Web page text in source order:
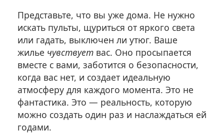
Представьте, что вы уже дома. Не нужно
искать пульты, щуриться от яркого света
или гадать, выключен ли утюг. Ваше
жилье чувствует вас. Оно просыпается
вместе с вами, заботится о безопасности,
когда вас нет, и создает идеальную
атмосферу для каждого момента. Это не
фантастика. Это — реальность, которую
можно создать один раз и наслаждаться ей
годами.